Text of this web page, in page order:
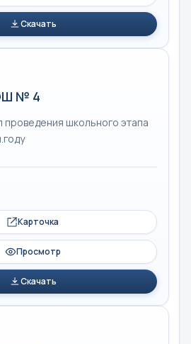
Скачать
№ 4
проведения школьного этапа
Карточка
Просмотр
Скачать